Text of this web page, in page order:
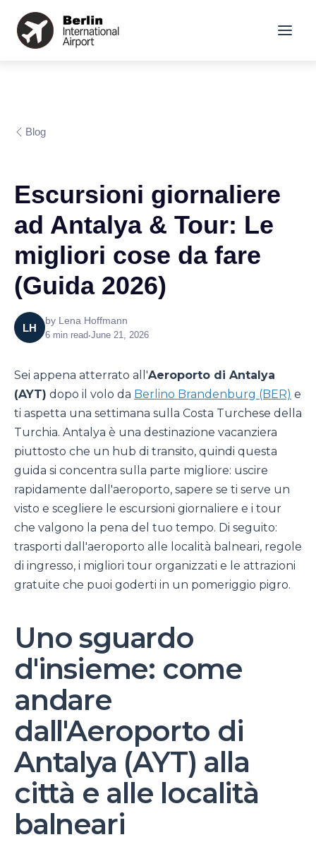
Blog
Escursioni giornaliere
ad Antalya & Tour: Le
migliori cose da fare
(Guida 2026)
LH
by Lena Hoffmann
6 min read•June 21, 2026
Sei appena atterrato all'Aeroporto di Antalya
(AYT) dopo il volo da Berlino Brandenburg (BER) e
ti aspetta una settimana sulla Costa Turchese della
Turchia. Antalya è una destinazione vacanziera
piuttosto che un hub di transito, quindi questa
guida si concentra sulla parte migliore: uscire
rapidamente dall'aeroporto, sapere se ti serve un
visto e scegliere le escursioni giornaliere e i tour
che valgono la pena del tuo tempo. Di seguito:
trasporti dall'aeroporto alle località balneari, regole
di ingresso, i migliori tour organizzati e le attrazioni
gratuite che puoi goderti in un pomeriggio pigro.
Uno sguardo
d'insieme: come
andare
dall'Aeroporto di
Antalya (AYT) alla
città e alle località
balneari